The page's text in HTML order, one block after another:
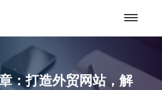
：打造外贸网站，解